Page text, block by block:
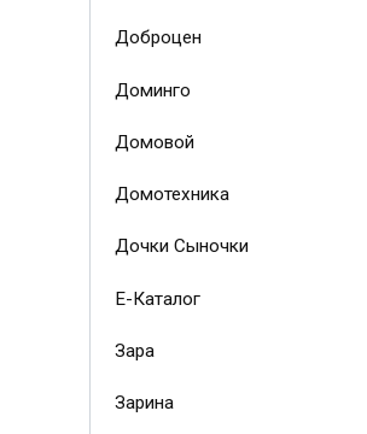
Доброцен
Доминго
Домовой
Домотехника
Дочки Сыночки
Е-Каталог
Зара
Зарина